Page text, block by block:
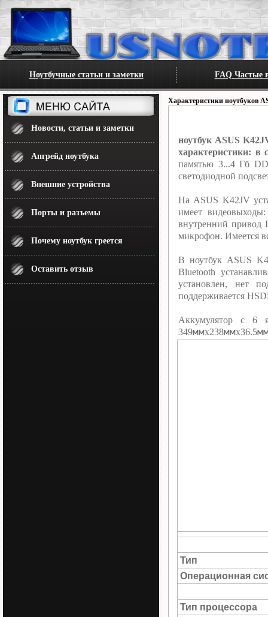
Ноутбучные статьи и заметки FAQ Частые
Новости, статьи и заметки
Апгрейд ноутбука
Внешние устройства
Порты и разъемы
Почему ноутбук греется
Оставить отзыв
Характеристики ноутбуков
ноутбук ASUS
характеристики: в
памятью 3...4 Гб
светодиодной
На ASUS K42JV
имеет
внутренний привод
микрофон. Имеется
В ноутбук ASUS
Bluetooth
установлен, нет
поддерживается
Аккумулятор c 6
349ммх238ммх36.5
Тип
Операционная
Тип процессора